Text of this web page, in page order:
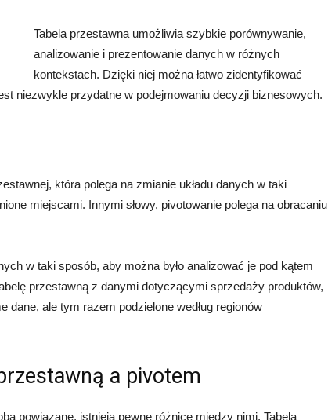
Tabela przestawna umożliwia szybkie porównywanie,
analizowanie i prezentowanie danych w różnych
kontekstach. Dzięki niej można łatwo zidentyfikować
niezwykle przydatne w podejmowaniu decyzji biznesowych.
która polega na zmianie układu danych w taki
miejscami. Innymi słowy, pivotowanie polega na obracaniu
w taki sposób, aby można było analizować je pod kątem
przestawną z danymi dotyczącymi sprzedaży produktów,
dane, ale tym razem podzielone według regionów
a pivotem
powiązane, istnieją pewne różnice między nimi. Tabela